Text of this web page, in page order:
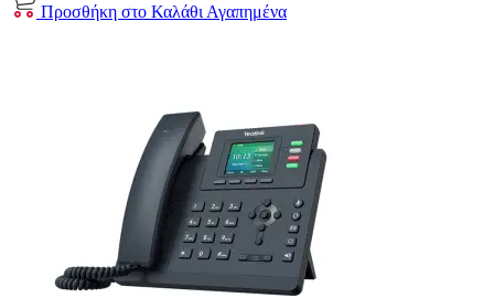
Προσθήκη στο Καλάθι Αγαπημένα